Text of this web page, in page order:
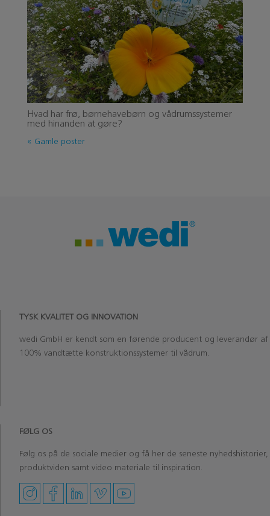
Hvad har frø, børnehavebørn og vådrumssystemer
med hinanden at gøre?
« Gamle poster
TYSK KVALITET OG INNOVATION
wedi GmbH er kendt som en førende producent og leverandør af
100% vandtætte konstruktionssystemer til vådrum.
FØLG OS
Følg os på de sociale medier og få her de seneste nyhedshistorier,
produktviden samt video materiale til inspiration.